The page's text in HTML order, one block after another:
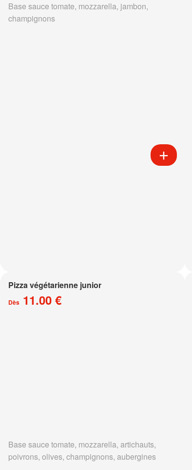
Base sauce tomate, mozzarella, jambon,
champignons
Pizza végétarienne junior
Dès11.00 €
Base sauce tomate, mozzarella, artichauts,
poivrons, olives, champignons, aubergines